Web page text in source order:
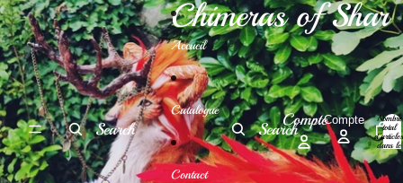
Search
Accueil
Catalogue
Contact
SearchCompteCompte Nombre
total
dans le
panier:
0
Chimeras of Shar